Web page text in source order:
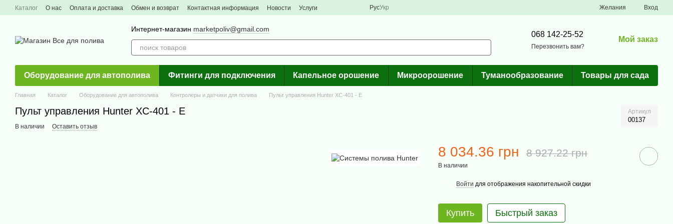
Перейти к основному контенту
Каталог О нас Оплата и доставка Обмен и возврат Контактная информация Новости Услуги РусУкр Желания Вход
Интернет-магазин marketpoliv@gmail.com
068 142-25-52
Перезвонить вам?
Мой заказ
Оборудование для автополива Фитинги для подключения Капельное орошение Микроорошение Туманообразование Товары для сада
Главная Каталог Оборудование для автополива Контролеры и датчики для полива Пульт управления Hunter XC-401 - E
Пульт управления Hunter XC-401 - E Артикул
00137
В наличии Оставить отзыв
8 034.36 грн 8 927.22 грн
В наличии
Войти для отображения накопительной скидки
Купить Быстрый заказ